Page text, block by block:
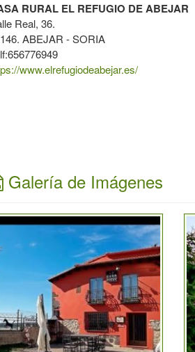
RURAL EL REFUGIO DE ABEJAR
Real, 36.
ABEJAR - SORIA
www.elrefugiodeabejar.es/
Galería de Imágenes